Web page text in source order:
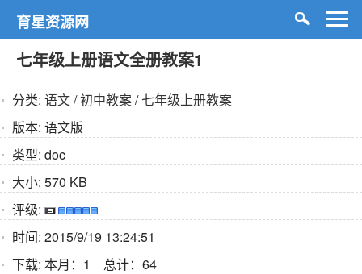
育星资源网
七年级上册语文全册教案1
分类: 语文/初中教案/七年级上册教案
版本: 语文版
类型: doc
大小: 570 KB
评级:
时间: 2015/9/19 13:24:51
下载: 本月：1 总计：64